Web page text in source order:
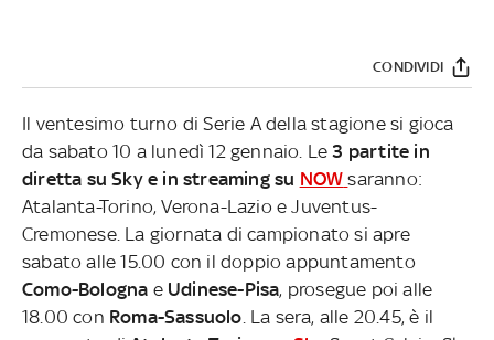
CONDIVIDI
Il ventesimo turno di Serie A della stagione si gioca
da sabato 10 a lunedì 12 gennaio. Le3 partite in
diretta su Sky e in streaming su NOW saranno:
Atalanta-Torino, Verona-Lazio e Juventus-
Cremonese. La giornata di campionato si apre
sabato alle 15.00 con il doppio appuntamento
Como-Bologna e Udinese-Pisa, prosegue poi alle
18.00 con Roma-Sassuolo . La sera, alle 20.45, è il